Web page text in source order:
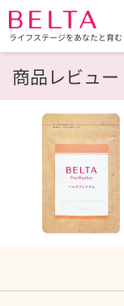
ライフステージをあなたと育む
商品レビュー